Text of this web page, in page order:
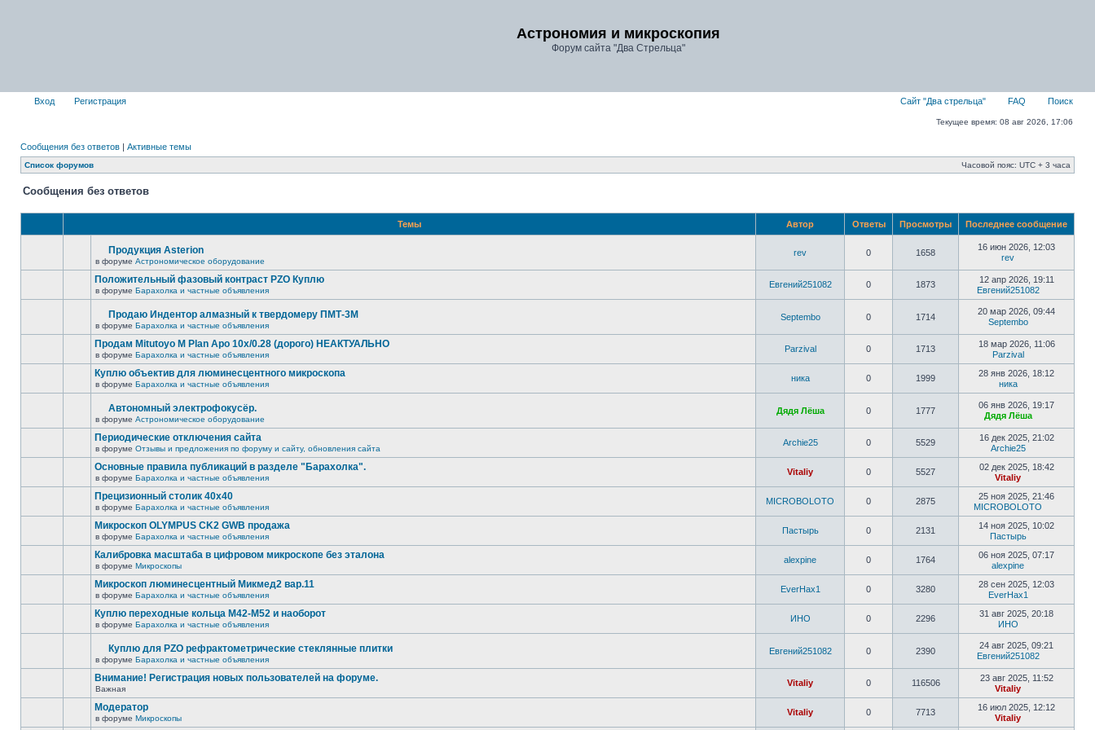
Астрономия и микроскопия
Форум сайта "Два Стрельца"
Вход Регистрация Сайт "Два стрельца" FAQ Поиск
Текущее время: 08 авг 2026, 17:06
Сообщения без ответов | Активные темы
Список форумов Часовой пояс: UTC + 3 часа
Сообщения без ответов
Темы Автор Ответы Просмотры Последнее сообщение
Продукция Asterion
в форуме Астрономическое оборудование
rev 0 1658
16 июн 2026, 12:03
rev
Положительный фазовый контраст PZO Куплю
в форуме Барахолка и частные объявления
Евгений251082 0 1873
12 апр 2026, 19:11
Евгений251082
Продаю Индентор алмазный к твердомеру ПМТ-3М
в форуме Барахолка и частные объявления
Septembo 0 1714
20 мар 2026, 09:44
Septembo
Продам Mitutoyo M Plan Apo 10x/0.28 (дорого) НЕАКТУАЛЬНО
в форуме Барахолка и частные объявления
Parzival 0 1713
18 мар 2026, 11:06
Parzival
Куплю объектив для люминесцентного микроскопа
в форуме Барахолка и частные объявления
ника 0 1999
28 янв 2026, 18:12
ника
Автономный электрофокусёр.
в форуме Астрономическое оборудование
Дядя Лёша 0 1777
06 янв 2026, 19:17
Дядя Лёша
Периодические отключения сайта
в форуме Отзывы и предложения по форуму и сайту, обновления сайта
Archie25 0 5529
16 дек 2025, 21:02
Archie25
Основные правила публикаций в разделе "Барахолка".
в форуме Барахолка и частные объявления
Vitaliy 0 5527
02 дек 2025, 18:42
Vitaliy
Прецизионный столик 40х40
в форуме Барахолка и частные объявления
MICROBOLOTO 0 2875
25 ноя 2025, 21:46
MICROBOLOTO
Микроскоп OLYMPUS CK2 GWB продажа
в форуме Барахолка и частные объявления
Пастырь 0 2131
14 ноя 2025, 10:02
Пастырь
Калибровка масштаба в цифровом микроскопе без эталона
в форуме Микроскопы
alexpine 0 1764
06 ноя 2025, 07:17
alexpine
Микроскоп люминесцентный Микмед2 вар.11
в форуме Барахолка и частные объявления
EverHax1 0 3280
28 сен 2025, 12:03
EverHax1
Куплю переходные кольца М42-М52 и наоборот
в форуме Барахолка и частные объявления
ИНО 0 2296
31 авг 2025, 20:18
ИНО
Куплю для PZO рефрактометрические стеклянные плитки
в форуме Барахолка и частные объявления
Евгений251082 0 2390
24 авг 2025, 09:21
Евгений251082
Внимание! Регистрация новых пользователей на форуме.
Важная
Vitaliy 0 116506
23 авг 2025, 11:52
Vitaliy
Модератор
в форуме Микроскопы
Vitaliy 0 7713
16 июл 2025, 12:12
Vitaliy